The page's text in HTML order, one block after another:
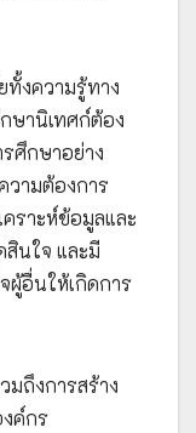
ทั้งความรู้ทาง
านิเทศก์ต้อง
ศึกษาอย่าง
วามต้องการ
ราะห์ข้อมูลและ
นใจ และมี
ผู้อื่นให้เกิดการ
มถึงการสร้าง
ค์กร